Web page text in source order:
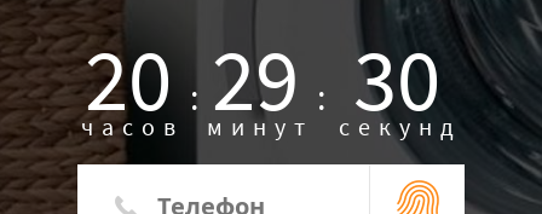
20 :
часов 29 :
минут 29
секунд